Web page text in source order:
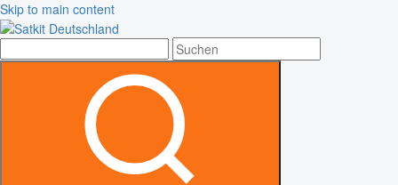
Skip to main content